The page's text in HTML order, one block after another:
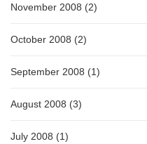
November 2008 (2)
October 2008 (2)
September 2008 (1)
August 2008 (3)
July 2008 (1)